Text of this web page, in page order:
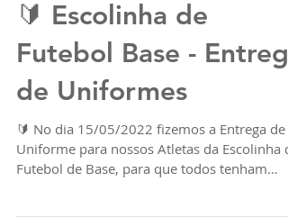
🔰 Escolinha de
Futebol Base - Entrega
de Uniformes
🔰 No dia 15/05/2022 fizemos a Entrega de
Futebol de Base, para que todos tenham